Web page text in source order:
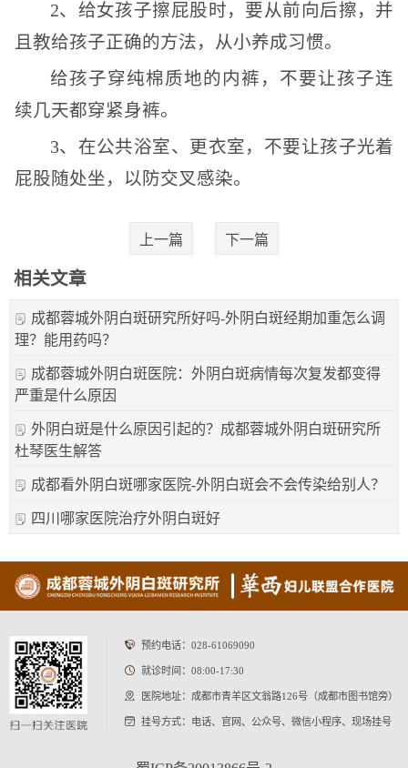
2、给女孩子擦屁股时，要从前向后擦，并
且教给孩子正确的方法，从小养成习惯。
给孩子穿纯棉质地的内裤，不要让孩子连
续几天都穿紧身裤。
3、在公共浴室、更衣室，不要让孩子光着
屁股随处坐，以防交叉感染。
上一篇 下一篇
相关文章
成都蓉城外阴白斑研究所好吗-外阴白斑经期加重怎么调
理？能用药吗？
成都蓉城外阴白斑医院：外阴白斑病情每次复发都变得
严重是什么原因
外阴白斑是什么原因引起的？成都蓉城外阴白斑研究所
杜琴医生解答
成都看外阴白斑哪家医院-外阴白斑会不会传染给别人？
四川哪家医院治疗外阴白斑好
预约电话： 028-61069090
就诊时间：08:00-17:30
医院地址：成都市青羊区文翁路126号（成都市图书馆旁）
挂号方式：电话、官网、公众号、微信小程序、现场挂号